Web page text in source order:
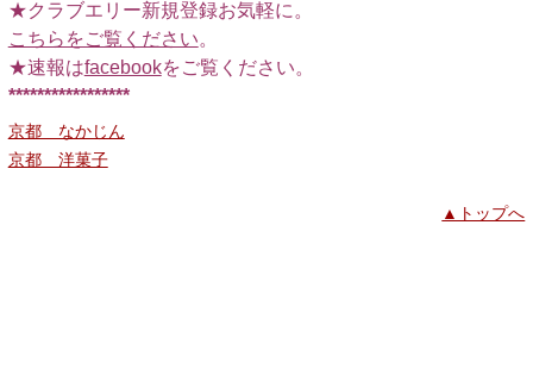
★クラブエリー新規登録お気軽に。
こちらをご覧ください。
★速報はfacebookをご覧ください。
*****************
京都 なかじん
京都 洋菓子
▲トップへ